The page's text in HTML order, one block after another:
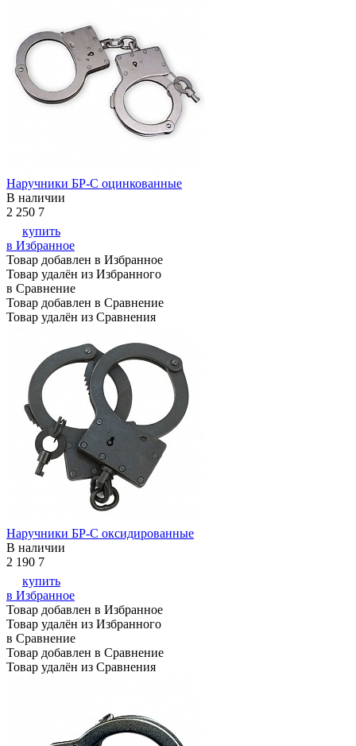
Наручники БР-С оцинкованные
В наличии
2 250 7
купить
в Избранное
Товар добавлен в Избранное
Товар удалён из Избранного
в Сравнение
Товар добавлен в Сравнение
Товар удалён из Сравнения
Наручники БР-С оксидированные
В наличии
2 190 7
купить
в Избранное
Товар добавлен в Избранное
Товар удалён из Избранного
в Сравнение
Товар добавлен в Сравнение
Товар удалён из Сравнения